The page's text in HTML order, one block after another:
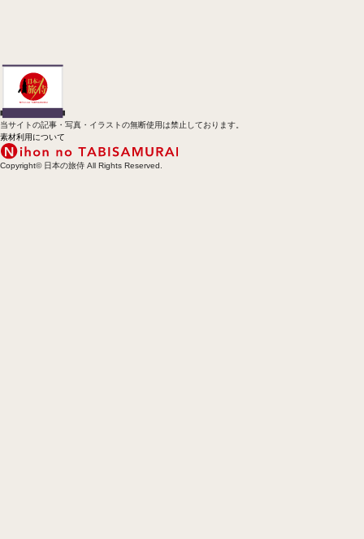
当サイトの記事・写真・イラストの無断使用は禁止しております。
素材利用について
Copyright© 日本の旅侍 All Rights Reserved.